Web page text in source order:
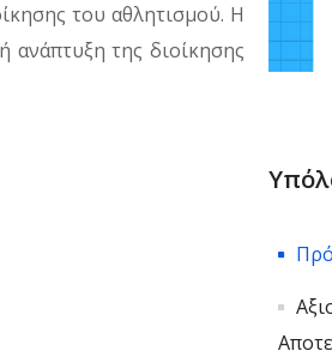
του αθλητισμού. Η
ανάπτυξη της διοίκησης